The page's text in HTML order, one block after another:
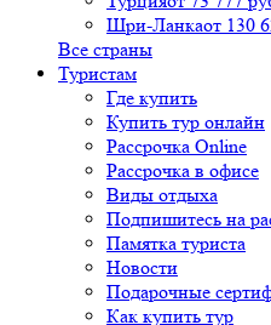
Шри-Ланкаот 130
Все страны
Туристам
Где купить
Купить тур онлайн
Рассрочка Online
Рассрочка в офисе
Виды отдыха
Подпишитесь на
Памятка туриста
Новости
Подарочные
Как купить тур